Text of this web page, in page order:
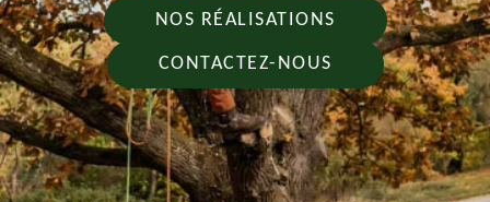
NOS RÉALISATIONS
CONTACTEZ-NOUS